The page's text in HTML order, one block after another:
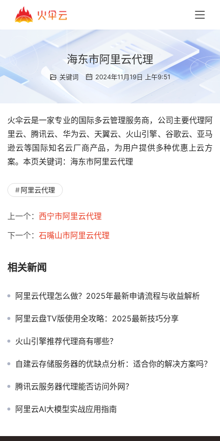
海东市阿里云代理
关键词 2024年11月19日 上午9:51
火伞云是一家专业的国际多云管理服务商，公司主要代理阿
里云、腾讯云、华为云、天翼云、火山引擎、谷歌云、亚马
逊云等国际知名云厂商产品，为用户提供多种优惠上云方
案。本页关键词：海东市阿里云代理
阿里云代理
上一个： 西宁市阿里云代理
下一个： 石嘴山市阿里云代理
相关新闻
阿里云代理怎么做？2025年最新申请流程与收益解析
阿里云盘TV版使用全攻略：2025最新技巧分享
火山引擎推荐代理商有哪些？
自建云存储服务器的优缺点分析：适合你的解决方案吗？
腾讯云服务器代理能否访问外网？
阿里云AI大模型实战应用指南